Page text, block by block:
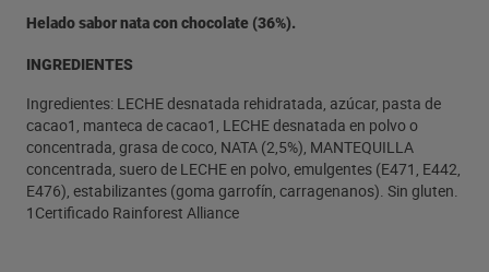
invitamos a seguirnos en nuestras redes sociales
www.magnumicecream.com. Magnum. Fiel al placer.
Helado sabor nata con chocolate (36%).
INGREDIENTES
Ingredientes: LECHE desnatada rehidratada, azúcar, pasta de
cacao1, manteca de cacao1, LECHE desnatada en polvo o
concentrada, grasa de coco, NATA (2,5%), MANTEQUILLA
concentrada, suero de LECHE en polvo, emulgentes (E471, E442,
E476), estabilizantes (goma garrofín, carragenanos). Sin gluten.
1Certificado Rainforest Alliance